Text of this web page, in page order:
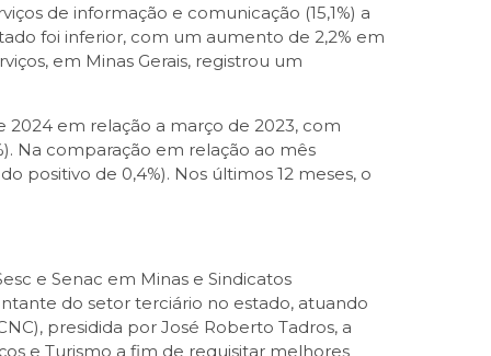
de informação e comunicação (15,1%) a
foi inferior, com um aumento de 2,2% em
em Minas Gerais, registrou um
2024 em relação a março de 2023, com
Na comparação em relação ao mês
positivo de 0,4%). Nos últimos 12 meses, o
e Senac em Minas e Sindicatos
do setor terciário no estado, atuando
presidida por José Roberto Tadros, a
e Turismo a fim de requisitar melhores